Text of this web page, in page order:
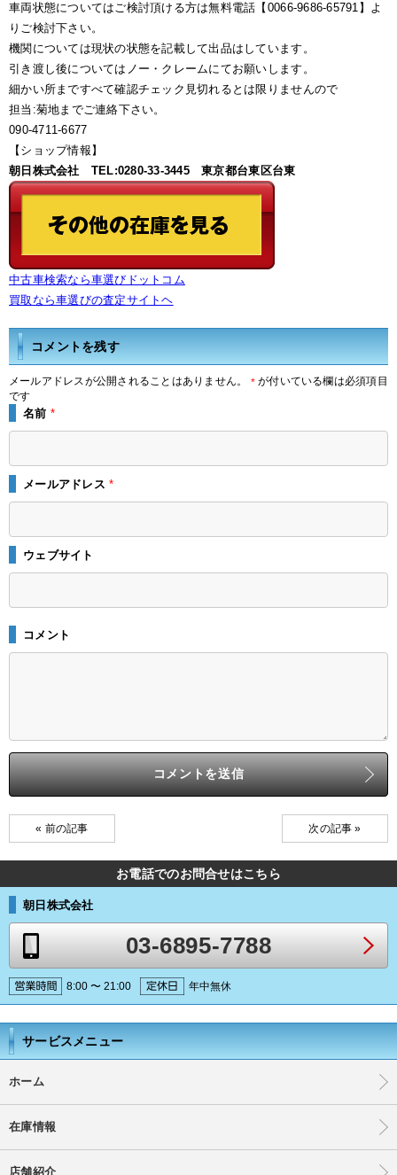
車両状態についてはご検討頂ける方は無料電話【0066-9686-65791】よ
りご検討下さい。
機関については現状の状態を記載して出品はしています。
引き渡し後についてはノー・クレームにてお願いします。
細かい所まですべて確認チェック見切れるとは限りませんので
担当:菊地までご連絡下さい。
090-4711-6677
【ショップ情報】
朝日株式会社 TEL:0280-33-3445 東京都台東区台東
中古車検索なら車選びドットコム
買取なら車選びの査定サイトヘ
コメントを残す
メールアドレスが公開されることはありません。 *が付いている欄は必須項目
です
名前 *
メールアドレス*
ウェブサイト
コメント
« 前の記事 次の記事 »
お電話でのお問合せはこちら
朝日株式会社
03-6895-7788
8:00 〜 21:00 年中無休
サービスメニュー
ホーム
在庫情報
店舗紹介